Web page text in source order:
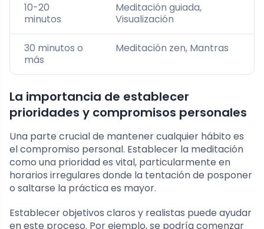
10-20
minutos
Meditación guiada,
Visualización
30 minutos o
más
Meditación zen, Mantras
La importancia de establecer
prioridades y compromisos personales
Una parte crucial de mantener cualquier hábito es
el compromiso personal. Establecer la meditación
como una prioridad es vital, particularmente en
horarios irregulares donde la tentación de posponer
o saltarse la práctica es mayor.
Establecer objetivos claros y realistas puede ayudar
en este proceso. Por ejemplo, se podría comenzar